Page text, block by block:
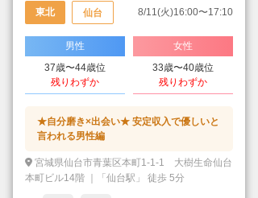
東北 仙台 8/11(火)16:00〜17:10
男性
37歳〜44歳位
残りわずか
女性
33歳〜40歳位
残りわずか
★自分磨き×出会い★ 安定収入で優しいと
言われる男性編
宮城県仙台市青葉区本町1-1-1 大樹生命仙台
本町ビル14階 ｜「仙台駅」 徒歩 5分